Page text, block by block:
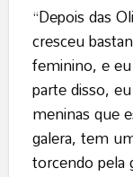
“Depois das
cresceu
feminino, e
parte disso,
meninas que
galera, tem
torcendo